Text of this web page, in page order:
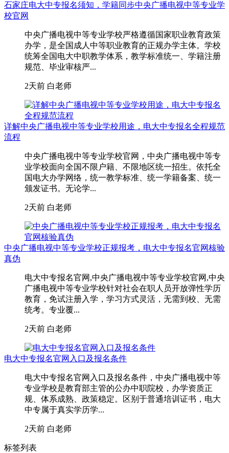
石家庄电大中专报名须知，学籍同步中央广播电视中等专业学
校官网
中央广播电视中等专业学校严格遵循国家职业教育政策
办学，是全国成人中等职业教育的正规办学主体。学校
统筹全国电大中职教学体系，教学标准统一、学籍注册
规范、毕业审核严...
2天前 白老师
详解中央广播电视中等专业学校用途，电大中专报名全程规范
流程
中央广播电视中等专业学校官网，中央广播电视中等专
业学校面向全国不限户籍、不限地区统一招生。依托全
国电大办学网络，统一教学标准、统一学籍备案、统一
颁发证书。无论学...
2天前 白老师
中央广播电视中等专业学校正规报考，电大中专报名官网核验
真伪
电大中专报名官网,中央广播电视中等专业学校官网,中央
广播电视中等专业学校针对社会在职人员开放弹性学历
教育，免试注册入学，学习方式灵活，无需到校、无需
统考。专业覆...
2天前 白老师
电大中专报名官网入口及报名条件
电大中专报名官网入口及报名条件，中央广播电视中等
专业学校是教育部主管的公办中职院校，办学资质正
规、体系成熟、政策稳定。区别于普通培训证书，电大
中专属于真实学历学...
2天前 白老师
标签列表